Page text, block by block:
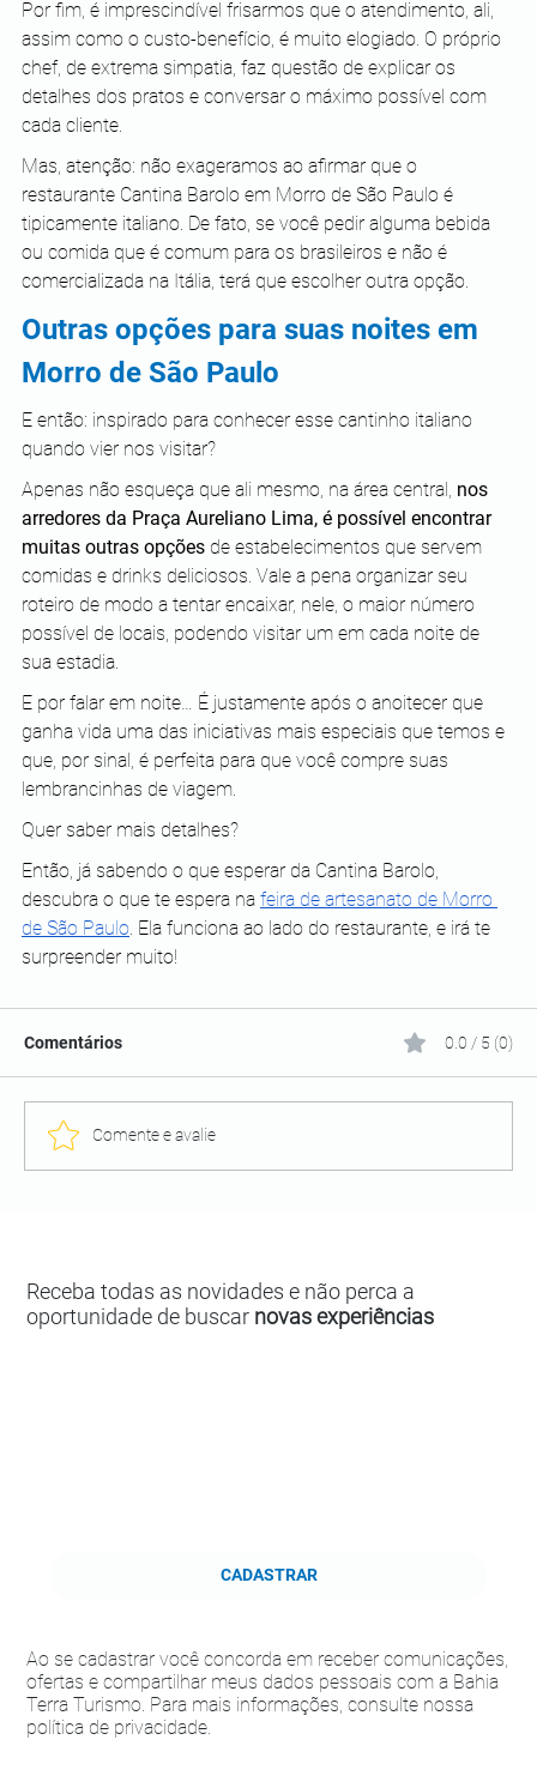
Por fim, é imprescindível frisarmos que o atendimento, ali,
assim como o custo-benefício, é muito elogiado. O próprio
chef, de extrema simpatia, faz questão de explicar os
detalhes dos pratos e conversar o máximo possível com
cada cliente.
Mas, atenção: não exageramos ao afirmar que o
restaurante Cantina Barolo em Morro de São Paulo é
tipicamente italiano. De fato, se você pedir alguma bebida
ou comida que é comum para os brasileiros e não é
comercializada na Itália, terá que escolher outra opção.
Outras opções para suas noites em
Morro de São Paulo
E então: inspirado para conhecer esse cantinho italiano
quando vier nos visitar?
Apenas não esqueça que ali mesmo, na área central, nos
arredores da Praça Aureliano Lima, é possível encontrar
muitas outras opções de estabelecimentos que servem
comidas e drinks deliciosos. Vale a pena organizar seu
roteiro de modo a tentar encaixar, nele, o maior número
possível de locais, podendo visitar um em cada noite de
sua estadia.
E por falar em noite… É justamente após o anoitecer que
ganha vida uma das iniciativas mais especiais que temos e
que, por sinal, é perfeita para que você compre suas
lembrancinhas de viagem.
Quer saber mais detalhes?
Então, já sabendo o que esperar da Cantina Barolo,
descubra o que te espera na feira de artesanato de Morro
de São Paulo . Ela funciona ao lado do restaurante, e irá te
surpreender muito!
Comentários 0.0 / 5 (0)
Comente e avalie
Receba todas as novidades e não perca a
oportunidade de buscar novas experiências
CADASTRAR
Ao se cadastrar você concorda em receber comunicações,
ofertas e compartilhar meus dados pessoais com a Bahia
Terra Turismo. Para mais informações, consulte nossa
política de privacidade.